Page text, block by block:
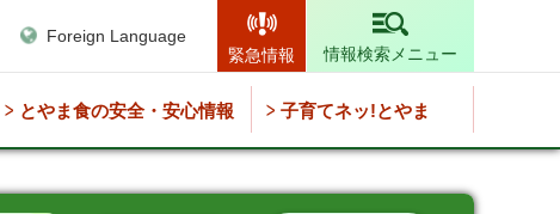
Foreign Language
緊急情報
情報検索メニュー
とやま食の安全・安心情報 子育てネッ!とやま